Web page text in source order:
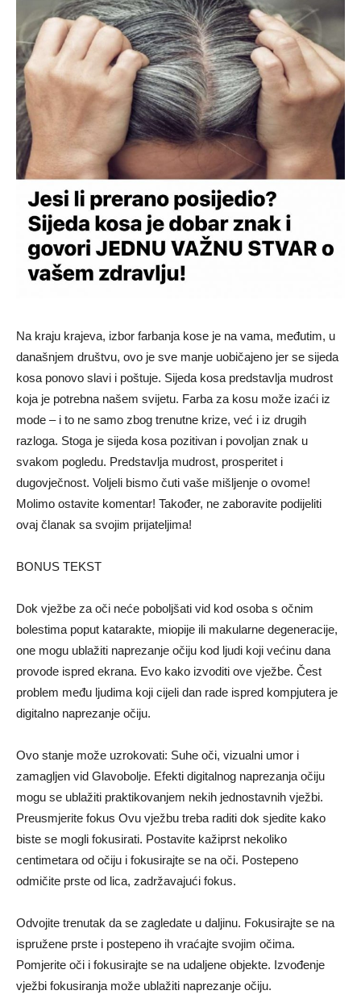
Na kraju krajeva, izbor farbanja kose je na vama, međutim, u
današnjem društvu, ovo je sve manje uobičajeno jer se sijeda
kosa ponovo slavi i poštuje. Sijeda kosa predstavlja mudrost
koja je potrebna našem svijetu. Farba za kosu može izaći iz
mode – i to ne samo zbog trenutne krize, već i iz drugih
razloga. Stoga je sijeda kosa pozitivan i povoljan znak u
svakom pogledu. Predstavlja mudrost, prosperitet i
dugovječnost. Voljeli bismo čuti vaše mišljenje o ovome!
Molimo ostavite komentar! Također, ne zaboravite podijeliti
ovaj članak sa svojim prijateljima!
BONUS TEKST
Dok vježbe za oči neće poboljšati vid kod osoba s očnim
bolestima poput katarakte, miopije ili makularne degeneracije,
one mogu ublažiti naprezanje očiju kod ljudi koji većinu dana
provode ispred ekrana. Evo kako izvoditi ove vježbe. Čest
problem među ljudima koji cijeli dan rade ispred kompjutera je
digitalno naprezanje očiju.
Ovo stanje može uzrokovati: Suhe oči, vizualni umor i
zamagljen vid Glavobolje. Efekti digitalnog naprezanja očiju
mogu se ublažiti praktikovanjem nekih jednostavnih vježbi.
Preusmjerite fokus Ovu vježbu treba raditi dok sjedite kako
biste se mogli fokusirati. Postavite kažiprst nekoliko
centimetara od očiju i fokusirajte se na oči. Postepeno
odmičite prste od lica, zadržavajući fokus.
Odvojite trenutak da se zagledate u daljinu. Fokusirajte se na
ispružene prste i postepeno ih vraćajte svojim očima.
Pomjerite oči i fokusirajte se na udaljene objekte. Izvođenje
vježbi fokusiranja može ublažiti naprezanje očiju.